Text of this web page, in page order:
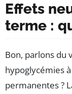
Effets
terme :
Bon, parlons du
hypoglycémies
permanentes ?